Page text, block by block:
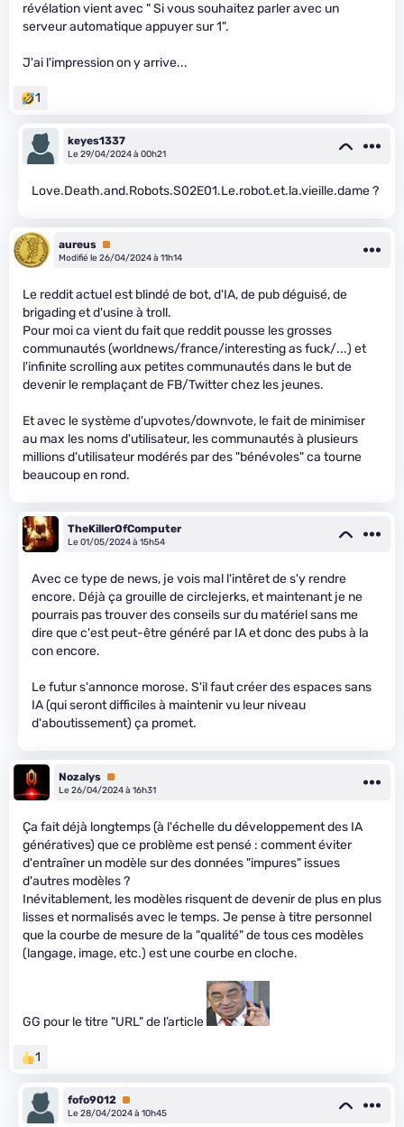
révélation vient avec " Si vous souhaitez parler avec un
serveur automatique appuyer sur 1".
J'ai l'impression on y arrive...
1
keyes1337
Le 29/04/2024 à 00h21
Love.Death.and.Robots.S02E01.Le.robot.et.la.vieille.dame ?
aureus Premium
Modifié le 26/04/2024 à 11h14
Le reddit actuel est blindé de bot, d'IA, de pub déguisé, de
brigading et d'usine à troll.
Pour moi ca vient du fait que reddit pousse les grosses
communautés (worldnews/france/interesting as fuck/...) et
l'infinite scrolling aux petites communautés dans le but de
devenir le remplaçant de FB/Twitter chez les jeunes.
Et avec le système d'upvotes/downvote, le fait de minimiser
au max les noms d'utilisateur, les communautés à plusieurs
millions d'utilisateur modérés par des "bénévoles" ca tourne
beaucoup en rond.
TheKillerOfComputer
Le 01/05/2024 à 15h54
Avec ce type de news, je vois mal l'intêret de s'y rendre
encore. Déjà ça grouille de circlejerks, et maintenant je ne
pourrais pas trouver des conseils sur du matériel sans me
dire que c'est peut-être généré par IA et donc des pubs à la
con encore.
Le futur s'annonce morose. S'il faut créer des espaces sans
IA (qui seront difficiles à maintenir vu leur niveau
d'aboutissement) ça promet.
Nozalys Premium
Le 26/04/2024 à 16h31
Ça fait déjà longtemps (à l'échelle du développement des IA
génératives) que ce problème est pensé : comment éviter
d'entraîner un modèle sur des données "impures" issues
d'autres modèles ?
Inévitablement, les modèles risquent de devenir de plus en plus
lisses et normalisés avec le temps. Je pense à titre personnel
que la courbe de mesure de la "qualité" de tous ces modèles
(langage, image, etc.) est une courbe en cloche.
GG pour le titre "URL" de l’article
1
fofo9012 Premium
Le 28/04/2024 à 10h45